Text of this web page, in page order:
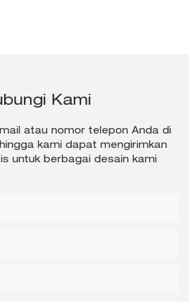
Kami
atau nomor telepon Anda di
kami dapat mengirimkan
untuk berbagai desain kami